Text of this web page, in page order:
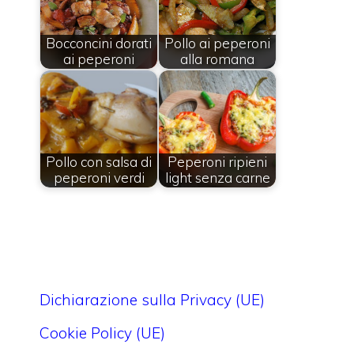
Bocconcini dorati
ai peperoni
Pollo ai peperoni
alla romana
Pollo con salsa di
peperoni verdi
Peperoni ripieni
light senza carne
Dichiarazione sulla Privacy (UE)
Cookie Policy (UE)